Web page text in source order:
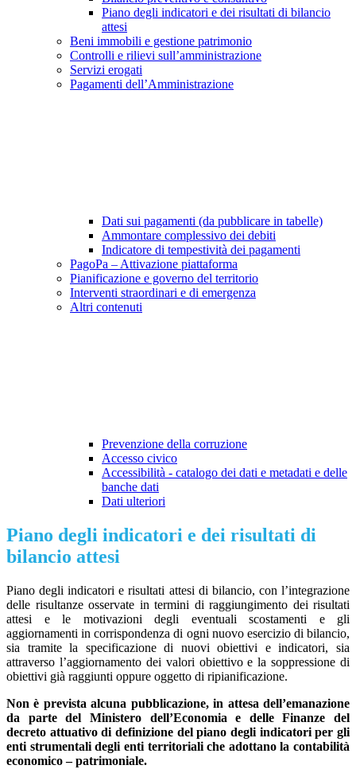
Piano degli indicatori e dei risultati di bilancio
attesi
Beni immobili e gestione patrimonio
Controlli e rilievi sull’amministrazione
Servizi erogati
Pagamenti dell’Amministrazione
Dati sui pagamenti (da pubblicare in tabelle)
Ammontare complessivo dei debiti
Indicatore di tempestività dei pagamenti
PagoPa – Attivazione piattaforma
Pianificazione e governo del territorio
Interventi straordinari e di emergenza
Altri contenuti
Prevenzione della corruzione
Accesso civico
Accessibilità - catalogo dei dati e metadati e delle
banche dati
Dati ulteriori
Piano degli indicatori e dei risultati di
bilancio attesi
Piano degli indicatori e risultati attesi di bilancio, con l’integrazione
delle risultanze osservate in termini di raggiungimento dei risultati
attesi e le motivazioni degli eventuali scostamenti e gli
aggiornamenti in corrispondenza di ogni nuovo esercizio di bilancio,
sia tramite la specificazione di nuovi obiettivi e indicatori, sia
attraverso l’aggiornamento dei valori obiettivo e la soppressione di
obiettivi già raggiunti oppure oggetto di ripianificazione.
Non è prevista alcuna pubblicazione, in attesa dell’emanazione
da parte del Ministero dell’Economia e delle Finanze del
decreto attuativo di definizione del piano degli indicatori per gli
enti strumentali degli enti territoriali che adottano la contabilità
economico – patrimoniale.